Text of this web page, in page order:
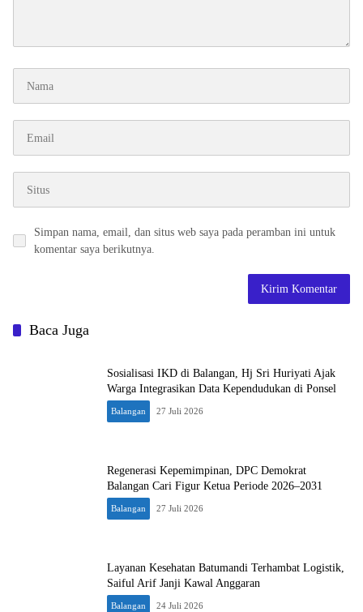
Simpan nama, email, dan situs web saya pada peramban ini untuk
komentar saya berikutnya.
Baca Juga
Sosialisasi IKD di Balangan, Hj Sri Huriyati Ajak
Warga Integrasikan Data Kependudukan di Ponsel
Balangan 27 Juli 2026
Regenerasi Kepemimpinan, DPC Demokrat
Balangan Cari Figur Ketua Periode 2026–2031
Balangan 27 Juli 2026
Layanan Kesehatan Batumandi Terhambat Logistik,
Saiful Arif Janji Kawal Anggaran
Balangan 24 Juli 2026